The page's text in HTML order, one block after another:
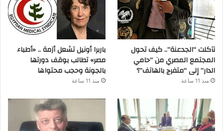
تآكلت “الجدعنة”.. كيف تحول
المجتمع المصري من “حامي
الدار” إلى “متفرج بالهاتف”؟
منذ 11 ساعة
باربرا أونيل تشعل أزمة .. «أطباء
مصر» تطالب بوقف دورتها
بالجونة وحجب محتواها
منذ 11 ساعة